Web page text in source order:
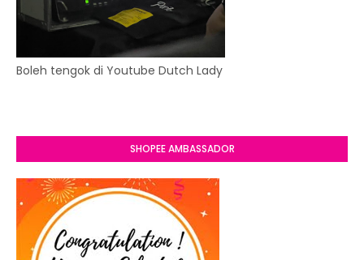
Boleh tengok di Youtube Dutch Lady
SHOPEE AMBASSADOR